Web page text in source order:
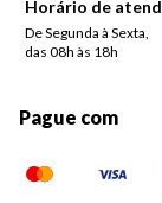
Horário de
De Segunda à Sexta,
das 08h às 18h
Pague com